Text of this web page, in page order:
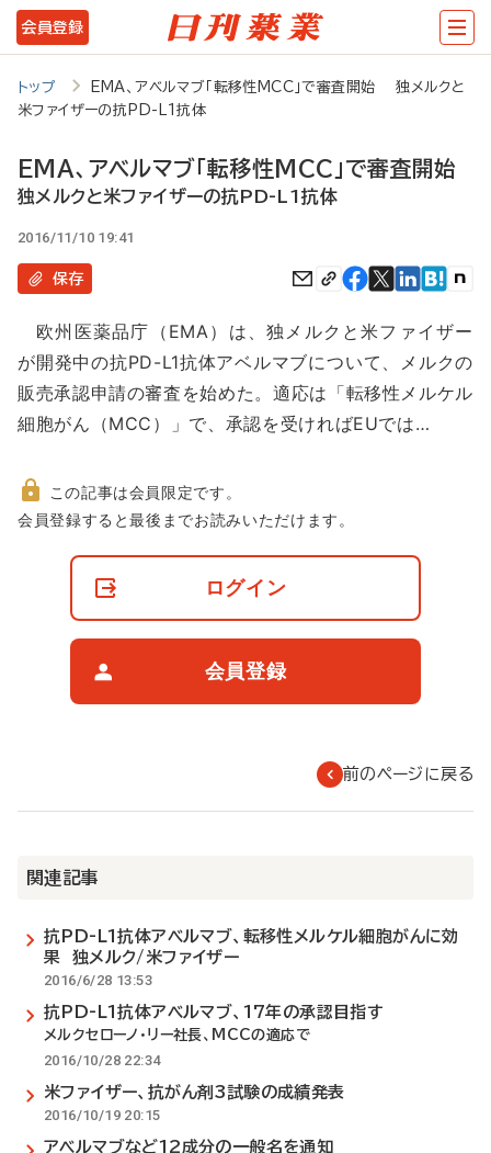
メ
イ
テ
ツ
に
動
会員登録
トップ
EMA、アベルマブ「転移性MCC」で審査開始 独メルクと
米ファイザーの抗PD-L1抗体
EMA、アベルマブ「転移性MCC」で審査開始
独メルクと米ファイザーの抗PD-L1抗体
2016/11/10 19:41
保存
欧州医薬品庁（EMA）は、独メルクと米ファイザー
が開発中の抗PD-L1抗体アベルマブについて、メルクの
販売承認申請の審査を始めた。適応は「転移性メルケル
細胞がん（MCC）」で、承認を受ければEUでは…
非
この記事は会員限定です。
会員登録すると最後までお読みいただけます。
ログイン
会員登録
前のページに戻る
関連記事
抗PD-L1抗体アベルマブ、転移性メルケル細胞がんに効
果 独メルク/米ファイザー
2016/6/28 13:53
抗PD-L1抗体アベルマブ、17年の承認目指す
メルクセローノ・リー社長、MCCの適応で
2016/10/28 22:34
米ファイザー、抗がん剤3試験の成績発表
2016/10/19 20:15
アベルマブなど12成分の一般名を通知